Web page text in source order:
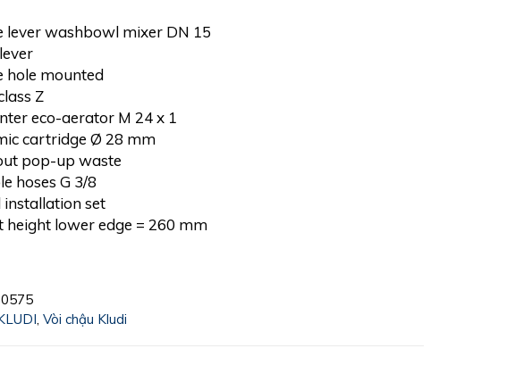
lever washbowl mixer DN 15
hole mounted
Z
eco-aerator M 24 x 1
cartridge Ø 28 mm
pop-up waste
hoses G 3/8
installation set
height lower edge = 260 mm
, Vòi chậu Kludi